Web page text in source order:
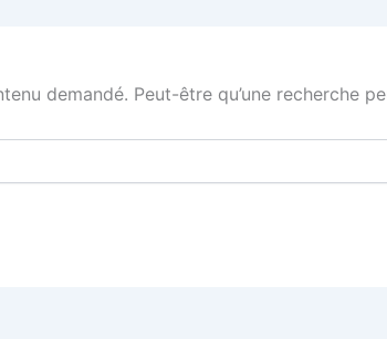
demandé. Peut-être qu’une recherche